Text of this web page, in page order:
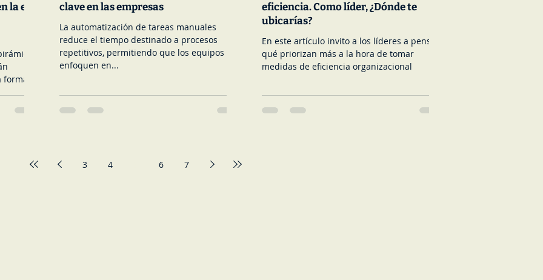
la era
a los
abajo
la IA y
clave en las empresas
La automatización de tareas manuales
reduce el tiempo destinado a procesos
repetitivos, permitiendo que los equipos se
enfoquen en...
eficiencia. Como líder, ¿Dónde te
ubicarías?
En este artículo invito a los líderes a pensar
qué priorizan más a la hora de tomar
medidas de eficiencia organizacional
3 4 6 7